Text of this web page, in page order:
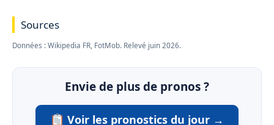
Sources
Données : Wikipedia FR, FotMob. Relevé juin 2026.
Envie de plus de pronos ?
Voir les pronostics du jour →